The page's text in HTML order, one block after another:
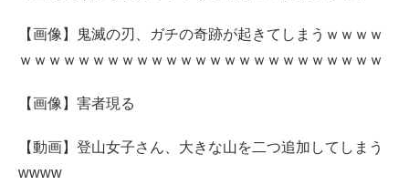
【画像】鬼滅の刃、ガチの奇跡が起きてしまうｗｗｗｗ
ｗｗｗｗｗｗｗｗｗｗｗｗｗｗｗｗｗｗｗｗｗｗｗｗｗ
【画像】害者現る
【動画】登山女子さん、大きな山を二つ追加してしまう
wwww